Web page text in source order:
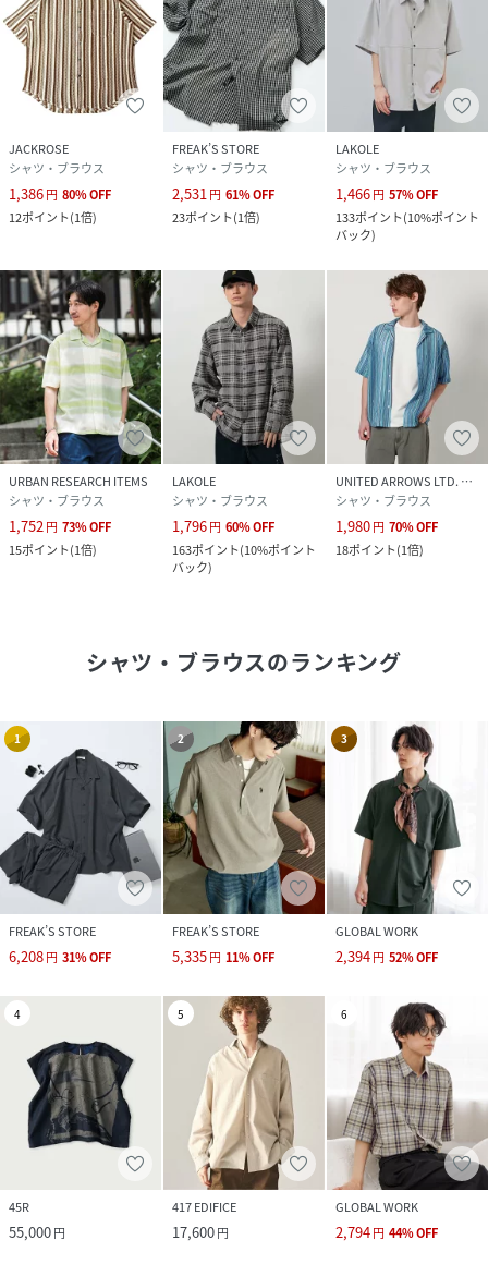
JACKROSE
シャツ・ブラウス
1,386円 80%OFF
12ポイント(1倍)
FREAK’S STORE
シャツ・ブラウス
2,531円 61%OFF
23ポイント(1倍)
LAKOLE
シャツ・ブラウス
1,466円 57%OFF
133ポイント(10%ポイント
バック)
URBAN RESEARCH ITEMS
シャツ・ブラウス
1,752 円 73%OFF
15ポイント(1倍)
LAKOLE
シャツ・ブラウス
1,796円 60%OFF
163ポイント(10%ポイント
バック)
UNITED ARROWS LTD. OUTLET
シャツ・ブラウス
1,980円 70%OFF
18ポイント(1倍)
シャツ・ブラウスのランキング
1
FREAK’S STORE
6,208円 31%OFF
2
FREAK’S STORE
5,335円 11%OFF
3
GLOBAL WORK
2,394円 52%OFF
4
45R
55,000円
5
417 EDIFICE
17,600円
6
GLOBAL WORK
2,794円 44%OFF